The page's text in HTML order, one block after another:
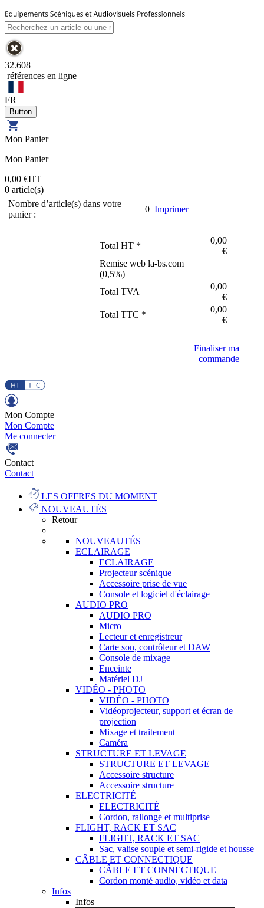
32.608
références en ligne
FR
Mon Panier
Mon Panier
0,00 €HT
0 article(s)
Nombre d’article(s) dans votre
panier :
0 Imprimer
Total HT *
0,00
€
Remise web la-bs.com
(0,5%)
Total TVA
0,00
€
Total TTC *
0,00
€
Finaliser ma
commande
Mon Compte
Mon Compte
Me connecter
Contact
Contact
LES OFFRES DU MOMENT
NOUVEAUTÉS
Retour
NOUVEAUTÉS
ECLAIRAGE
ECLAIRAGE
Projecteur scénique
Accessoire prise de vue
Console et logiciel d'éclairage
AUDIO PRO
AUDIO PRO
Micro
Lecteur et enregistreur
Carte son, contrôleur et DAW
Console de mixage
Enceinte
Matériel DJ
VIDÉO - PHOTO
VIDÉO - PHOTO
Vidéoprojecteur, support et écran de
projection
Mixage et traitement
Caméra
STRUCTURE ET LEVAGE
STRUCTURE ET LEVAGE
Accessoire structure
Accessoire structure
ELECTRICITÉ
ELECTRICITÉ
Cordon, rallonge et multiprise
FLIGHT, RACK ET SAC
FLIGHT, RACK ET SAC
Sac, valise souple et semi-rigide et housse
CÂBLE ET CONNECTIQUE
CÂBLE ET CONNECTIQUE
Cordon monté audio, vidéo et data
Infos
Infos